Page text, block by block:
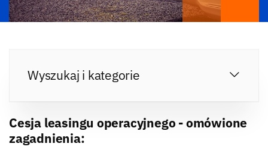
Wyszukaj i kategorie
Cesja leasingu operacyjnego - omówione
zagadnienia: